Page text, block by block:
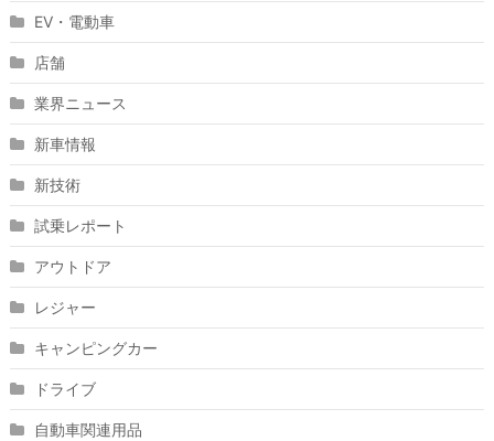
EV・電動車
店舗
業界ニュース
新車情報
新技術
試乗レポート
アウトドア
レジャー
キャンピングカー
ドライブ
自動車関連用品